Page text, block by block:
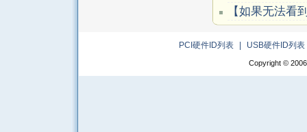
【如果无法看
PCI硬件ID列表 USB硬件ID列表
Copyright ©